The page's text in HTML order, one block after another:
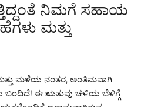
ನಿಮಗೆ ಸಹಾಯ
ಮತ್ತು
ಮಳೆಯ ನಂತರ, ಅಂತಿಮವಾಗಿ
ಬಂದಿದೆ! ಈ ಋತುವು ಚಳಿಯ ಬೆಳಿಗ್ಗೆ